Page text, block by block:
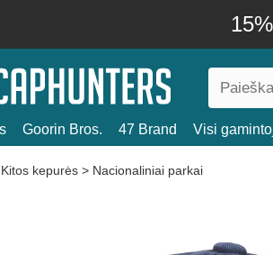
Goorin Bros. 47 Brand Visi
Kitos kepurės > Nacionaliniai parkai